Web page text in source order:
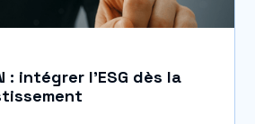
: intégrer l’ESG dès la